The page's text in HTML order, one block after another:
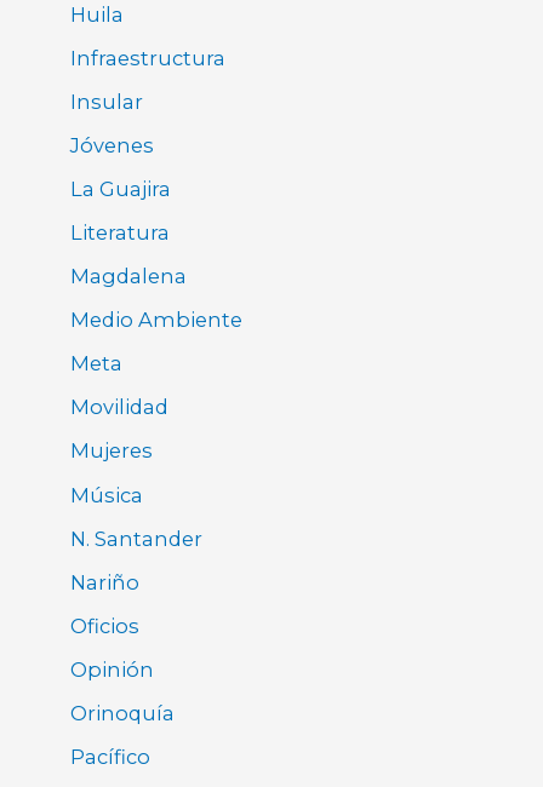
Huila
Infraestructura
Insular
Jóvenes
La Guajira
Literatura
Magdalena
Medio Ambiente
Meta
Movilidad
Mujeres
Música
N. Santander
Nariño
Oficios
Opinión
Orinoquía
Pacífico